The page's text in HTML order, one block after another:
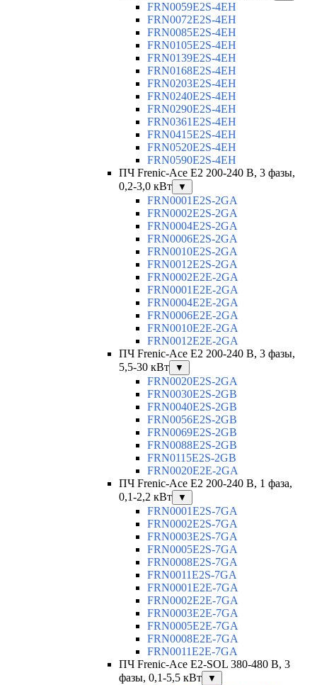
FRN0059E2S-4EH
FRN0072E2S-4EH
FRN0085E2S-4EH
FRN0105E2S-4EH
FRN0139E2S-4EH
FRN0168E2S-4EH
FRN0203E2S-4EH
FRN0240E2S-4EH
FRN0290E2S-4EH
FRN0361E2S-4EH
FRN0415E2S-4EH
FRN0520E2S-4EH
FRN0590E2S-4EH
ПЧ Frenic-Ace E2 200-240 В, 3 фазы,
0,2-3,0 кВт
▼
FRN0001E2S-2GA
FRN0002E2S-2GA
FRN0004E2S-2GA
FRN0006E2S-2GA
FRN0010E2S-2GA
FRN0012E2S-2GA
FRN0002E2E-2GA
FRN0001E2E-2GA
FRN0004E2E-2GA
FRN0006E2E-2GA
FRN0010E2E-2GA
FRN0012E2E-2GA
ПЧ Frenic-Ace E2 200-240 В, 3 фазы,
5,5-30 кВт
▼
FRN0020E2S-2GA
FRN0030E2S-2GB
FRN0040E2S-2GB
FRN0056E2S-2GB
FRN0069E2S-2GB
FRN0088E2S-2GB
FRN0115E2S-2GB
FRN0020E2E-2GA
ПЧ Frenic-Ace E2 200-240 В, 1 фаза,
0,1-2,2 кВт
▼
FRN0001E2S-7GA
FRN0002E2S-7GA
FRN0003E2S-7GA
FRN0005E2S-7GA
FRN0008E2S-7GA
FRN0011E2S-7GA
FRN0001E2E-7GA
FRN0002E2E-7GA
FRN0003E2E-7GA
FRN0005E2E-7GA
FRN0008E2E-7GA
FRN0011E2E-7GA
ПЧ Frenic-Ace E2-SOL 380-480 В, 3
фазы, 0,1-5,5 кВт
▼